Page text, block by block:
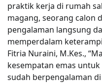
praktik kerja di rumah
magang, seorang calon
pengalaman langsung
memperdalam
Fitria Nuraini, M.Kes.,
kesempatan emas
sudah berpengalaman